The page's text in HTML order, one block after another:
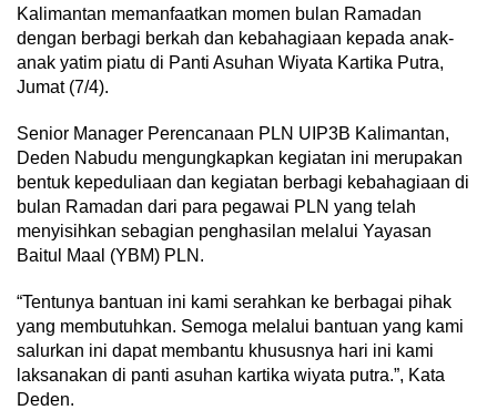
Kalimantan memanfaatkan momen bulan Ramadan
dengan berbagi berkah dan kebahagiaan kepada anak-
anak yatim piatu di Panti Asuhan Wiyata Kartika Putra,
Jumat (7/4).
Senior Manager Perencanaan PLN UIP3B Kalimantan,
Deden Nabudu mengungkapkan kegiatan ini merupakan
bentuk kepeduliaan dan kegiatan berbagi kebahagiaan di
bulan Ramadan dari para pegawai PLN yang telah
menyisihkan sebagian penghasilan melalui Yayasan
Baitul Maal (YBM) PLN.
“Tentunya bantuan ini kami serahkan ke berbagai pihak
yang membutuhkan. Semoga melalui bantuan yang kami
salurkan ini dapat membantu khususnya hari ini kami
laksanakan di panti asuhan kartika wiyata putra.”, Kata
Deden.